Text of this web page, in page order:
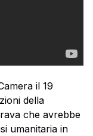
il 19
della
che avrebbe
umanitaria in